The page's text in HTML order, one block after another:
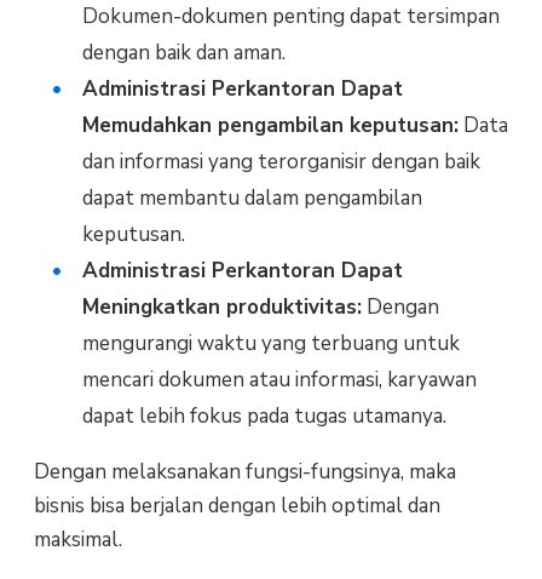
Dokumen-dokumen penting dapat tersimpan
dengan baik dan aman.
Administrasi Perkantoran Dapat
Memudahkan pengambilan keputusan:Data
dan informasi yang terorganisir dengan baik
dapat membantu dalam pengambilan
keputusan.
Administrasi Perkantoran Dapat
Meningkatkan produktivitas:Dengan
mengurangi waktu yang terbuang untuk
mencari dokumen atau informasi, karyawan
dapat lebih fokus pada tugas utamanya.
Dengan melaksanakan fungsi-fungsinya, maka
bisnis bisa berjalan dengan lebih optimal dan
maksimal.